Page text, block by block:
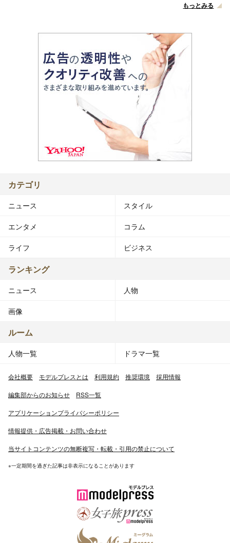
もっとみる
カテゴリ
ニュース スタイル
エンタメ コラム
ライフ ビジネス
ランキング
ニュース 人物
画像
ルーム
人物一覧 ドラマ一覧
会社概要 モデルプレスとは 利用規約 推奨環境 採用情報
編集部からのお知らせ RSS一覧
アプリケーションプライバシーポリシー
情報提供・広告掲載・お問い合わせ
当サイトコンテンツの無断複写・転載・引用の禁止について
※一定期間を過ぎた記事は非表示になることがあります